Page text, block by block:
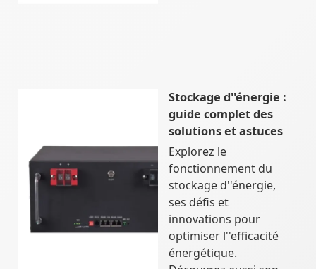
Stockage d''énergie :
guide complet des
solutions et astuces
Explorez le
fonctionnement du
stockage d''énergie,
ses défis et
innovations pour
optimiser l''efficacité
énergétique.